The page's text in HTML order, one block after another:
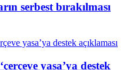
serbest bırakılması
yasa’ya destek